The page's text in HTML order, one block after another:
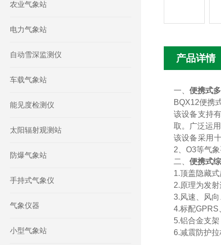
农业气象站
电力气象站
自动雪深监测仪
车载气象站
能见度检测仪
太阳辐射观测站
防爆气象站
手持式气象仪
气象仪器
小型气象站
产品详情
一、 便携式
BQX12便携
该设备支持
取。广泛运
该设备采用
2、O3等气
二、 便携式
1.顶盖隐藏
2.原理为发
3.风速、风
4.标配GPRS
5.铝合金支
6.减震防护